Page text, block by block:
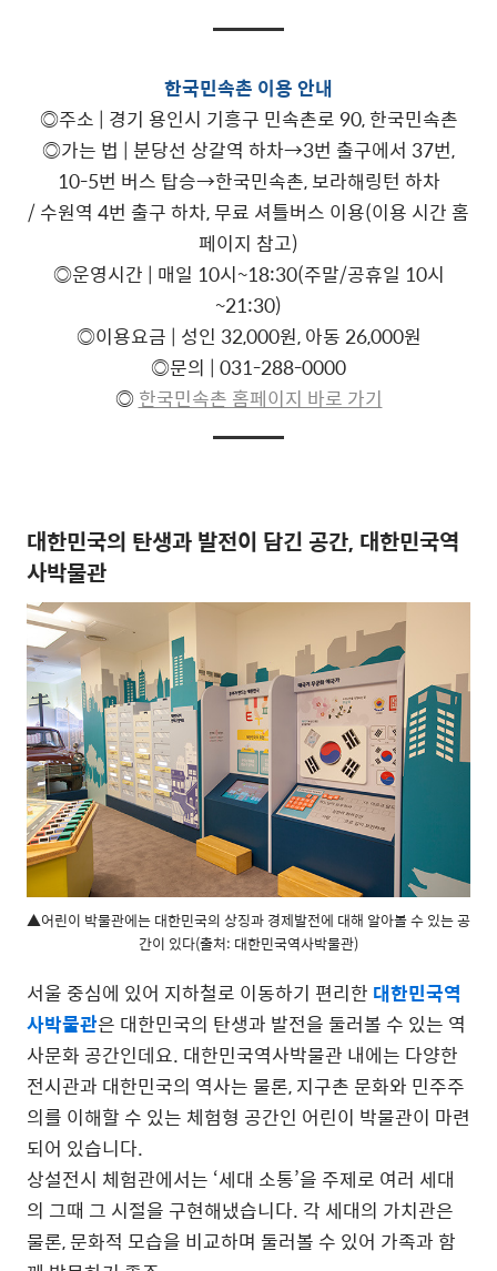
한국민속촌 이용 안내
◎주소 | 경기 용인시 기흥구 민속촌로 90, 한국민속촌
◎가는 법 | 분당선 상갈역 하차→3번 출구에서 37번,
10-5번 버스 탑승→한국민속촌, 보라해링턴 하차
/ 수원역 4번 출구 하차, 무료 셔틀버스 이용(이용 시간 홈
페이지 참고)
◎운영시간 | 매일 10시~18:30(주말/공휴일 10시
~21:30)
◎이용요금 | 성인 32,000원, 아동 26,000원
◎문의 | 031-288-0000
◎한국민속촌 홈페이지 바로 가기
대한민국의 탄생과 발전이 담긴 공간, 대한민국역
사박물관
▲어린이 박물관에는 대한민국의 상징과 경제발전에 대해 알아볼 수 있는 공
간이 있다(출처: 대한민국역사박물관)
서울 중심에 있어 지하철로 이동하기 편리한 대한민국역
사박물관은 대한민국의 탄생과 발전을 둘러볼 수 있는 역
사문화 공간인데요. 대한민국역사박물관 내에는 다양한
전시관과 대한민국의 역사는 물론, 지구촌 문화와 민주주
의를 이해할 수 있는 체험형 공간인 어린이 박물관이 마련
되어 있습니다.
상설전시 체험관에서는 ‘세대 소통’을 주제로 여러 세대
의 그때 그 시절을 구현해냈습니다. 각 세대의 가치관은
물론, 문화적 모습을 비교하며 둘러볼 수 있어 가족과 함